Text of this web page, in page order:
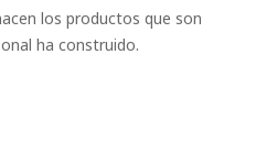
los productos que son
ha construido.